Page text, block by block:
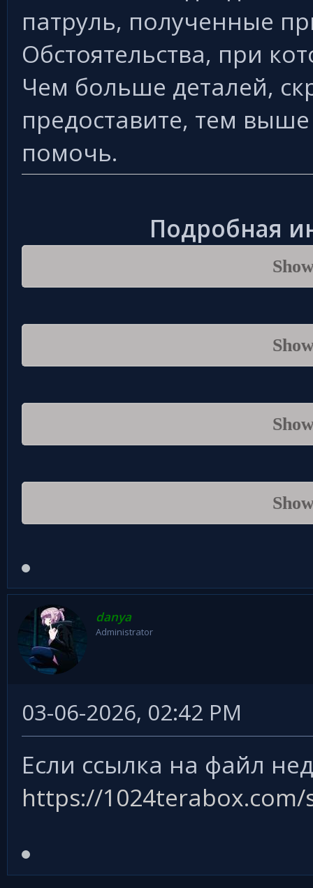
патруль, полученные
Обстоятельства, при
Чем больше деталей,
предоставите, тем
помочь.
Подробная
danya
Administrator
03-06-2026, 02:42 PM
Если ссылка на файл
https://1024terabox.com/